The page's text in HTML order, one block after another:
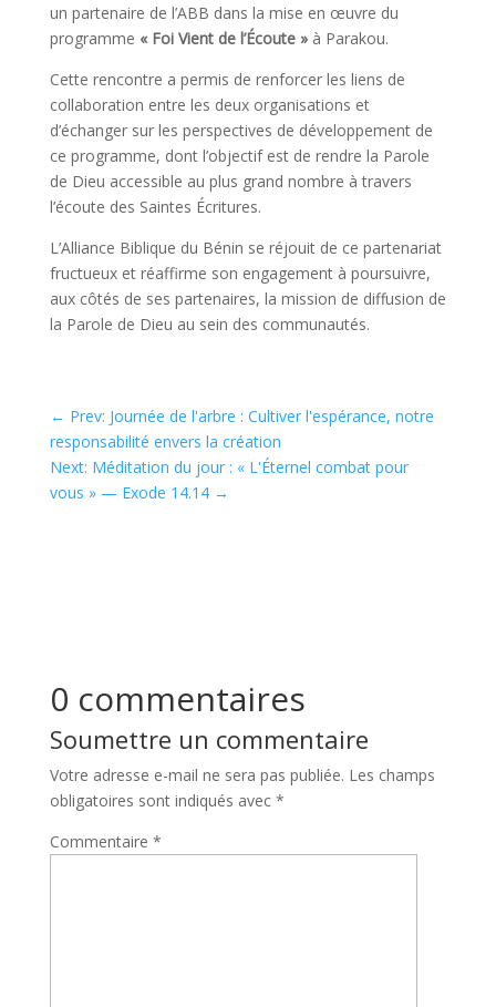
un partenaire de l’ABB dans la mise en œuvre du
programme « Foi Vient de l’Écoute »à Parakou.
Cette rencontre a permis de renforcer les liens de
collaboration entre les deux organisations et
d’échanger sur les perspectives de développement de
ce programme, dont l’objectif est de rendre la Parole
de Dieu accessible au plus grand nombre à travers
l’écoute des Saintes Écritures.
L’Alliance Biblique du Bénin se réjouit de ce partenariat
fructueux et réaffirme son engagement à poursuivre,
aux côtés de ses partenaires, la mission de diffusion de
la Parole de Dieu au sein des communautés.
← Prev: Journée de l'arbre : Cultiver l'espérance, notre
responsabilité envers la création
Next: Méditation du jour : « L'Éternel combat pour
vous » — Exode 14.14→
0 commentaires
Soumettre un commentaire
Votre adresse e-mail ne sera pas publiée. Les champs
obligatoires sont indiqués avec *
Commentaire *